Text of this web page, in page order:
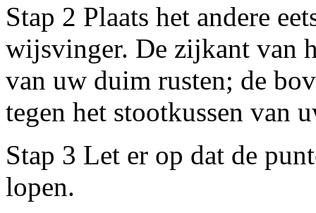
Stap 2 Plaats het andere
wijsvinger. De zijkant van
van uw duim rusten; de
tegen het stootkussen van
Stap 3 Let er op dat de
lopen.